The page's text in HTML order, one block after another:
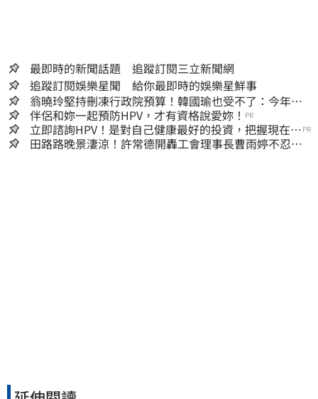
最即時的新聞話題 追蹤訂閱三立新聞網
追蹤訂閱娛樂星聞 給你最即時的娛樂星鮮事
翁曉玲堅持刪凍行政院預算！韓國瑜也受不了：今年剩4
個月你思考一下
伴侶和妳一起預防HPV，才有資格說愛妳！ PR
立即諮詢HPV！是對自己健康最好的投資，把握現在不
嫌晚！
PR
田路路晚景淒涼！許常德開轟工會理事長曹雨婷不忍